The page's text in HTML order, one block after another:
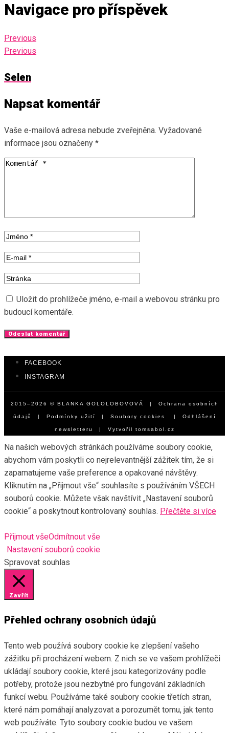
Navigace pro příspěvek
Previous
Previous
Selen
Napsat komentář
Vaše e-mailová adresa nebude zveřejněna. Vyžadované
informace jsou označeny *
Uložit do prohlížeče jméno, e-mail a webovou stránku pro
budoucí komentáře.
FACEBOOK
INSTAGRAM
2015–2026 © BLANKA GOLOLOBOVOVÁ | Ochrana osobních
údajů | Podmínky užití | Soubory cookies | Odhlášení
newsletteru | Vytvořil tomsabol.cz
Na našich webových stránkách používáme soubory cookie,
abychom vám poskytli co nejrelevantnější zážitek tím, že si
zapamatujeme vaše preference a opakované návštěvy.
Kliknutím na „Přijmout vše“ souhlasíte s používáním VŠECH
souborů cookie. Můžete však navštívit „Nastavení souborů
cookie“ a poskytnout kontrolovaný souhlas. Přečtěte si více
Přijmout všeOdmítnout vše
Nastavení souborů cookie
Spravovat souhlas
Zavřít
Přehled ochrany osobních údajů
Tento web používá soubory cookie ke zlepšení vašeho
zážitku při procházení webem. Z nich se ve vašem prohlížeči
ukládají soubory cookie, které jsou kategorizovány podle
potřeby, protože jsou nezbytné pro fungování základních
funkcí webu. Používáme také soubory cookie třetích stran,
které nám pomáhají analyzovat a porozumět tomu, jak tento
web používáte. Tyto soubory cookie budou ve vašem